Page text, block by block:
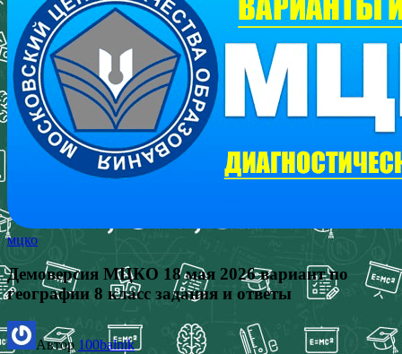
мцко
Демоверсия МЦКО 18 мая 2026 вариант по
географии 8 класс задания и ответы
Автор 100balnik